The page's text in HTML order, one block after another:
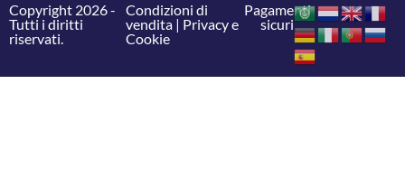
Copyright 2026 -
Tutti i diritti
riservati.
Condizioni di
vendita| Privacy e
Cookie
Pagamenti
sicuri